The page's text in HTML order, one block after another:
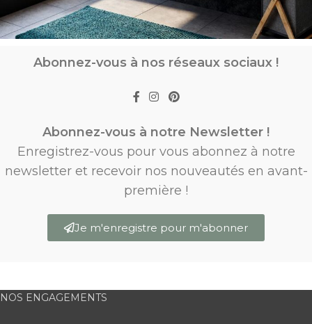
Abonnez-vous à nos réseaux sociaux !
Abonnez-vous à notre Newsletter !
Enregistrez-vous pour vous abonnez à notre
newsletter et recevoir nos nouveautés en avant-
première !
Je m'enregistre pour m'abonner
NOS ENGAGEMENTS